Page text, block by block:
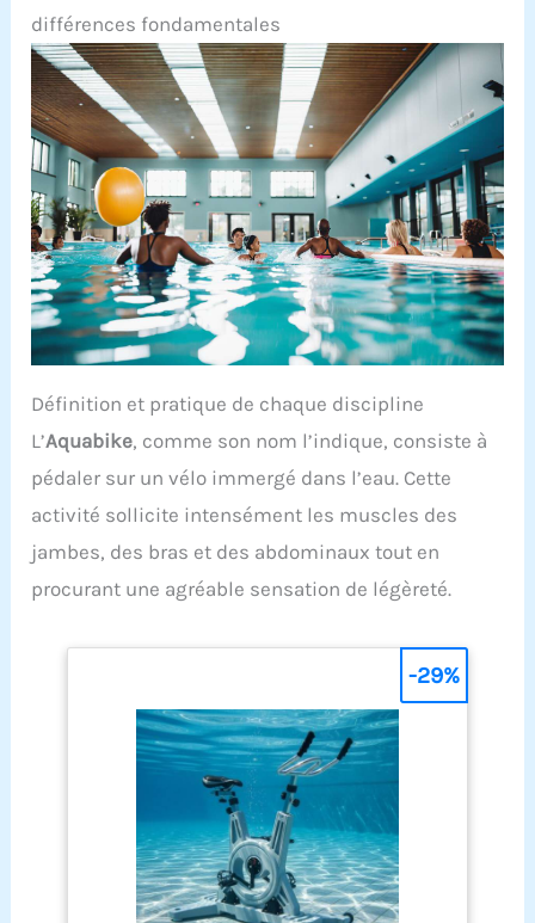
différences fondamentales
Définition et pratique de chaque discipline
L’Aquabike, comme son nom l’indique, consiste à
pédaler sur un vélo immergé dans l’eau. Cette
activité sollicite intensément les muscles des
jambes, des bras et des abdominaux tout en
procurant une agréable sensation de légèreté.
-29%